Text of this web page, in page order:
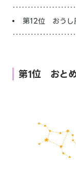
第12位 おうし
第1位 おと